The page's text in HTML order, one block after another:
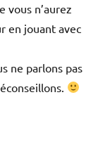
vous n’aurez
en jouant avec
ne parlons pas